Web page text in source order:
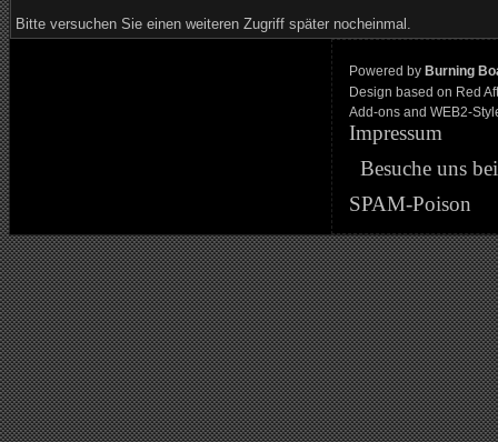
Bitte versuchen Sie einen weiteren Zugriff später nocheinmal.
Powered by Burning
Design based on Red
Add-ons and WEB2-
Impressum
Besuche uns
SPAM-Poison